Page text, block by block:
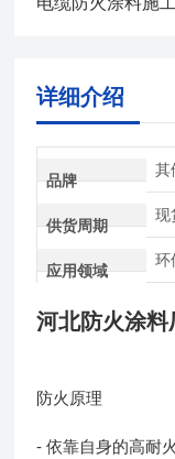
详细介绍
品牌
其
供货周期
现
应用领域
环
河北防火涂料
防火原理
- 依靠自身的高耐